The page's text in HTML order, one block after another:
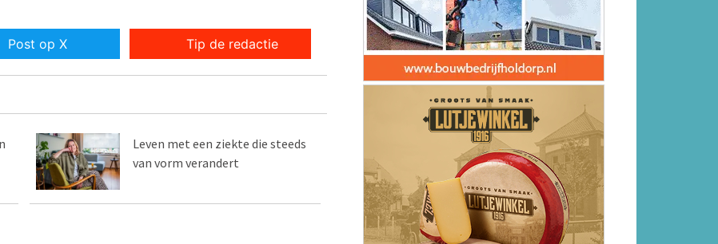
Post op X Tip de redactie
Leven met een ziekte die steeds
van vorm verandert